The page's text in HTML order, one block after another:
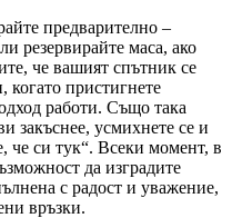
предварително –
резервирайте маса, ако
че вашият спътник се
когато пристигнете
работи. Също така
закъснее, усмихнете се и
че си тук“. Всеки момент, в
да изградите
с радост и уважение,
връзки.